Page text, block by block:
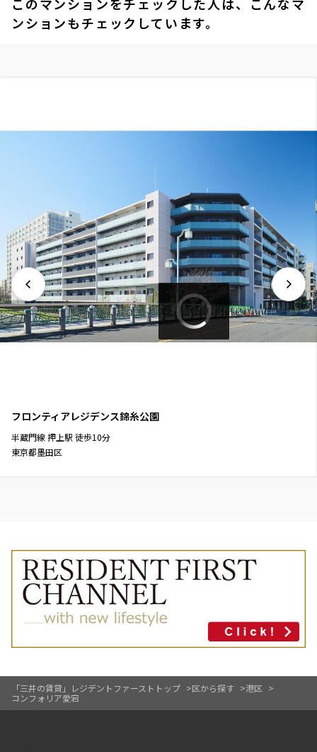
「三井の賃貸」レジデントファーストトップ 区から探す
港区
コンフォリア愛宕
ンションもチェックしています。
フロンティアレジデンス錦糸公園
半蔵門線 押上駅 徒歩10分
東京都墨田区